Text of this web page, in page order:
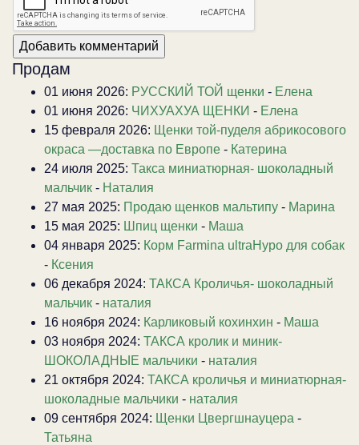
Продам
01 июня 2026: РУССКИЙ ТОЙ щенки - Елена
01 июня 2026: ЧИХУАХУА ЩЕНКИ - Елена
15 февраля 2026: Щенки той-пуделя абрикосового
окраса —доставка по Европе - Катерина
24 июля 2025: Такса миниатюрная- шоколадный
мальчик - Наталия
27 мая 2025: Продаю щенков мальтипу - Марина
15 мая 2025: Шпиц щенки - Маша
04 января 2025: Корм Farmina ultraHypo для собак
- Ксения
06 декабря 2024: ТАКСА Кроличья- шоколадный
мальчик - наталия
16 ноября 2024: Карликовый кохинхин - Маша
03 ноября 2024: ТАКСА кролик и миник-
ШОКОЛАДНЫЕ мальчики - наталия
21 октября 2024: ТАКСА кроличья и миниатюрная-
шоколадные мальчики - наталия
09 сентября 2024: Щенки Цвергшнауцера -
Татьяна